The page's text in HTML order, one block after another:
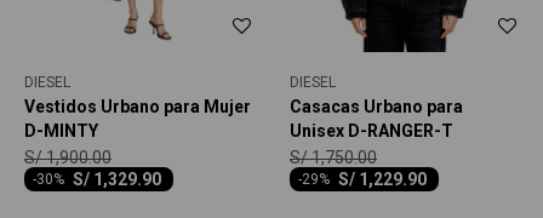
DIESEL
Vestidos Urbano para Mujer
D-MINTY
S/ 1,329.90
-30
S/1,900.00
DIESEL
Casacas Urbano para
Unisex D-RANGER-T
S/ 1,229.90
-29
S/1,750.00